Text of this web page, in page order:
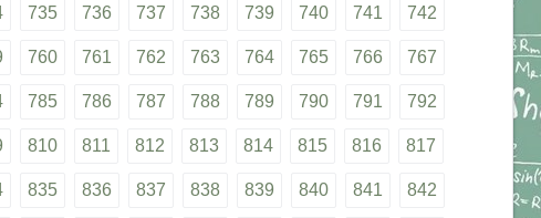
735 736 737 738 739 740 741 742
760 761 762 763 764 765 766 767
785 786 787 788 789 790 791 792
810 811 812 813 814 815 816 817
835 836 837 838 839 840 841 842